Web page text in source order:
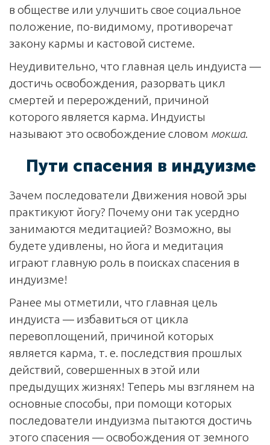
в обществе или улучшить свое социальное
положение, по-видимому, противоречат
закону кармы и кастовой системе.
Неудивительно, что главная цель индуиста —
достичь освобождения, разорвать цикл
смертей и перерождений, причиной
которого является карма. Индуисты
называют это освобождение словом мокша.
Пути спасения в индуизме
Зачем последователи Движения новой эры
практикуют йогу? Почему они так усердно
занимаются медитацией? Возможно, вы
будете удивлены, но йога и медитация
играют главную роль в поисках спасения в
индуизме!
Ранее мы отметили, что главная цель
индуиста — избавиться от цикла
перевоплощений, причиной которых
является карма, т. е. последствия прошлых
действий, совершенных в этой или
предыдущих жизнях! Теперь мы взглянем на
основные способы, при помощи которых
последователи индуизма пытаются достичь
этого спасения — освобождения от земного